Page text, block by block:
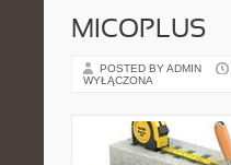
MICOPLUS
POSTED BY ADMIN
WYŁĄCZONA